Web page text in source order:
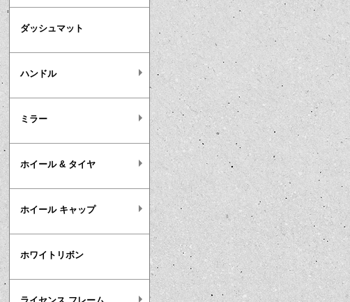
ダッシュマット
ハンドル
ミラー
ホイール & タイヤ
ホイール キャップ
ホワイトリボン